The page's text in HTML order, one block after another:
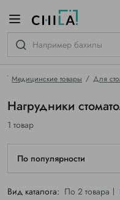
Медицинские товары Для
Нагрудники
1 товар
По популярности
Вид каталога: По 2 товара
гамме